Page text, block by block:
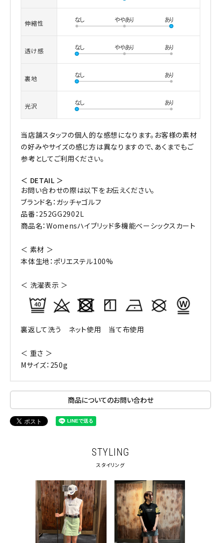
キーワードから探す
伸縮性
透け感
裏地
光沢
当店舗スタッフの個人的な感想になります。お客様の素材
の好みやサイズの感じ方は異なりますので、あくまでもご
参考としてご利用ください。
＜ DETAIL ＞
お問い合わせの際は以下をお伝えください。
ブランド名：ガッチャゴルフ
品番：252GG2902L
商品名：Womensハイブリッド多機能ベーシックスカート
＜ 素材 ＞
本体生地：ポリエステル100%
＜ 洗濯表示 ＞
裏返して洗う ネット使用 当て布使用
＜ 重さ ＞
Mサイズ：250g
商品についてのお問い合わせ
STYLING
スタイリング